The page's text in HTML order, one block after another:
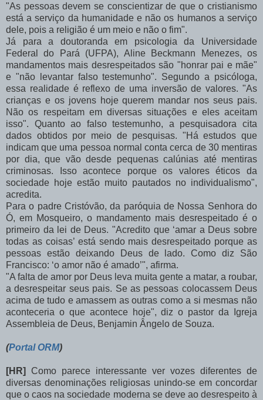
"As pessoas devem se conscientizar de que o cristianismo
está a serviço da humanidade e não os humanos a serviço
dele, pois a religião é um meio e não o fim".
Já para a doutoranda em psicologia da Universidade
Federal do Pará (UFPA), Aline Beckmann Menezes, os
mandamentos mais desrespeitados são "honrar pai e mãe"
e "não levantar falso testemunho". Segundo a psicóloga,
essa realidade é reflexo de uma inversão de valores. "As
crianças e os jovens hoje querem mandar nos seus pais.
Não os respeitam em diversas situações e eles aceitam
isso". Quanto ao falso testemunho, a pesquisadora cita
dados obtidos por meio de pesquisas. "Há estudos que
indicam que uma pessoa normal conta cerca de 30 mentiras
por dia, que vão desde pequenas calúnias até mentiras
criminosas. Isso acontece porque os valores éticos da
sociedade hoje estão muito pautados no individualismo",
acredita.
Para o padre Cristóvão, da paróquia de Nossa Senhora do
Ó, em Mosqueiro, o mandamento mais desrespeitado é o
primeiro da lei de Deus. "Acredito que ‘amar a Deus sobre
todas as coisas’ está sendo mais desrespeitado porque as
pessoas estão deixando Deus de lado. Como diz São
Francisco: ‘o amor não é amado’", afirma.
"A falta de amor por Deus leva muita gente a matar, a roubar,
a desrespeitar seus pais. Se as pessoas colocassem Deus
acima de tudo e amassem as outras como a si mesmas não
aconteceria o que acontece hoje", diz o pastor da Igreja
Assembleia de Deus, Benjamin Ângelo de Souza.
(Portal ORM)
[HR]
Como parece interessante ver vozes diferentes de
diversas denominações religiosas unindo-se em concordar
que o caos na sociedade moderna se deve ao desrespeito à